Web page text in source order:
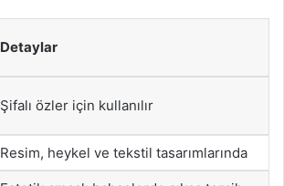
Detaylar
Şifalı özler için kullanılır
Resim, heykel ve tekstil tasarımlarında